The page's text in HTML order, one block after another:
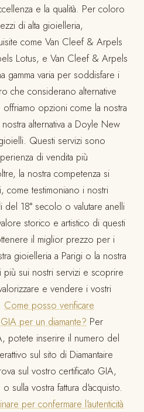
e la qualità. Per coloro
di alta gioielleria,
come Van Cleef & Arpels
Lotus, e Van Cleef & Arpels
gamma varia per soddisfare i
che considerano alternative
offriamo opzioni come la nostra
alternativa a Doyle New
Questi servizi sono
di vendita più
la nostra competenza si
come testimoniano i nostri
18° secolo o valutare anelli
storico e artistico di questi
il miglior prezzo per i
gioielleria a Parigi o la nostra
sui nostri servizi e scoprire
e vendere i vostri
Come posso verificare
per un diamante? Per
potete inserire il numero del
sul sito di Diamantaire
sul vostro certificato GIA,
sulla vostra fattura d'acquisto.
per confermare l'autenticità